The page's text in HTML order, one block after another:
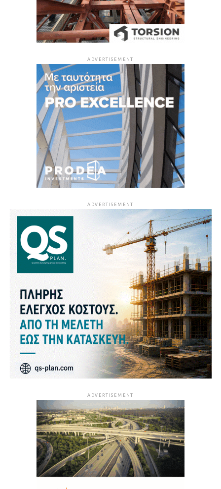
ADVERTISEMENT
ADVERTISEMENT
ADVERTISEMENT